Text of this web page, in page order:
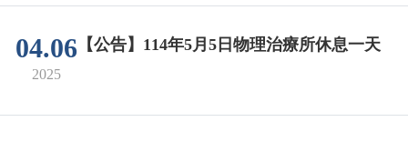
04.06
2025
【公告】114年5月5日物理治療所休息一天